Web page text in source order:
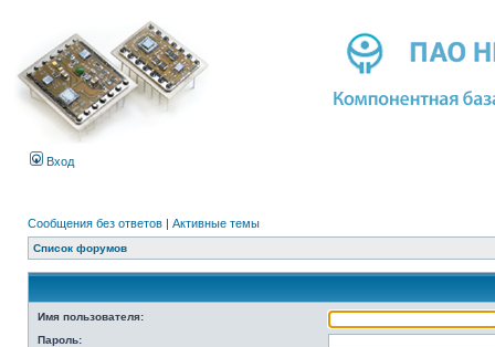
Вход
Сообщения без ответов | Активные темы
Список форумов
Имя пользователя:
Пароль: